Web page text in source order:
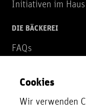
Initiativen im Haus
DIE BÄCKEREI
FAQs
NEWSLETTER
Zur Newsletter
Cookies
Wir verwenden